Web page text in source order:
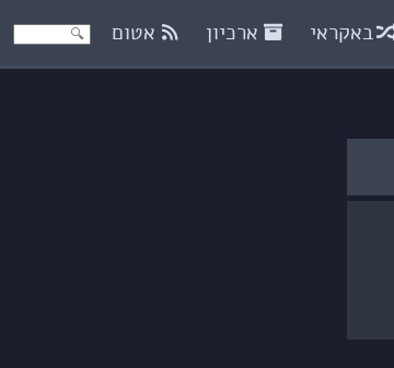
באקראי ארכיון אטום